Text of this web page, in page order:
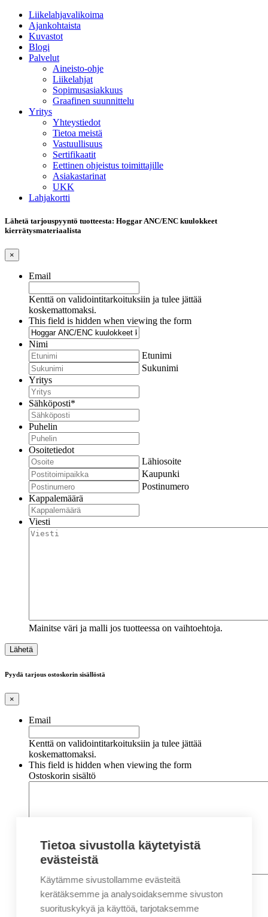
Liikelahjavalikoima
Ajankohtaista
Kuvastot
Blogi
Palvelut
Aineisto-ohje
Liikelahjat
Sopimusasiakkuus
Graafinen suunnittelu
Yritys
Yhteystiedot
Tietoa meistä
Vastuullisuus
Sertifikaatit
Eettinen ohjeistus toimittajille
Asiakastarinat
UKK
Lahjakortti
Lähetä tarjouspyyntö tuotteesta: Hoggar ANC/ENC kuulokkeet
kierrätysmateriaalista
×
Email
Kenttä on validointitarkoituksiin ja tulee jättää
koskemattomaksi.
This field is hidden when viewing the form
Nimi
Etunimi
Sukunimi
Yritys
Sähköposti*
Puhelin
Osoitetiedot
Lähiosoite
Kaupunki
Postinumero
Kappalemäärä
Viesti
Mainitse väri ja malli jos tuotteessa on vaihtoehtoja.
Pyydä tarjous ostoskorin sisällöstä
×
Email
Kenttä on validointitarkoituksiin ja tulee jättää
koskemattomaksi.
This field is hidden when viewing the form
Ostoskorin sisältö
Nimi*
Etunimi
Sukunimi
Tietoa sivustolla käytetyistä
evästeistä
Käytämme sivustollamme evästeitä
kerätäksemme ja analysoidaksemme sivuston
suorituskykyä ja käyttöä, tarjotaksemme